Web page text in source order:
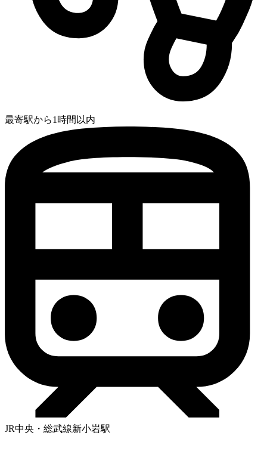
最寄駅から1時間以内
JR中央・総武線新小岩駅